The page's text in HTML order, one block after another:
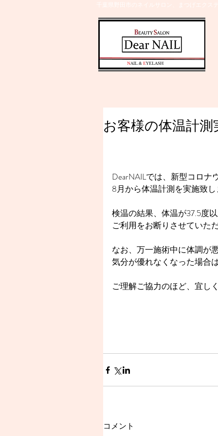
千葉県野田市のネイルサロン、まつげエクス
​NAIL & EYELASH
お客様の体温計
DearNAILでは、新型コロナ
8月から体温計測を実施致し
検温の結果、体温が37.5度
ご利用をお断りさせていた
なお、万一施術中に体調が
気分が優れなくなった場合
ご理解ご協力のほど、宜し
コメント